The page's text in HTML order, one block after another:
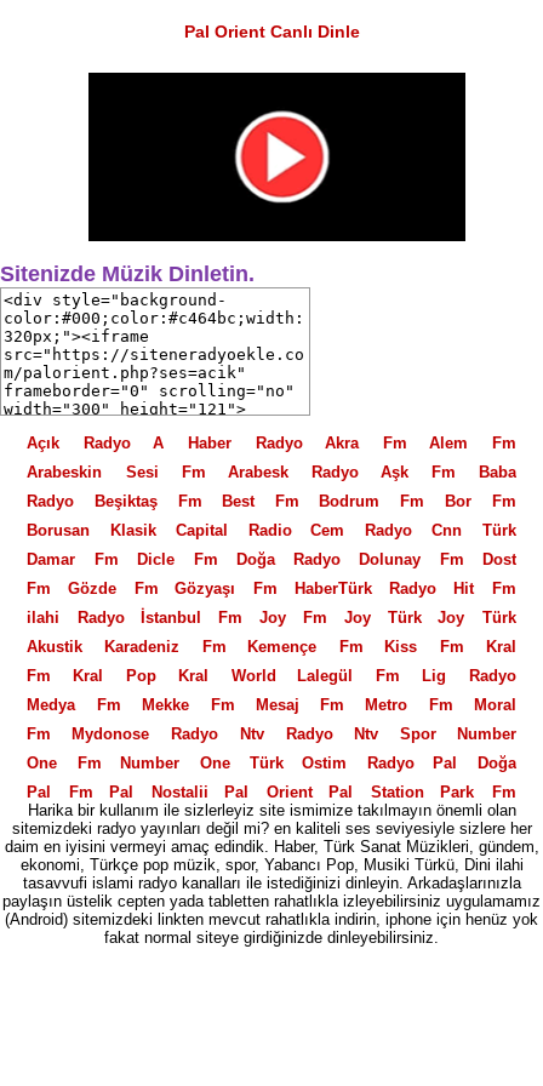
Pal Orient Canlı Dinle
Sitenizde Müzik Dinletin.
Açık Radyo A Haber Radyo Akra Fm
Alem Fm
Arabeskin Sesi Fm
Arabesk Radyo Aşk Fm
Baba
Radyo
Beşiktaş Fm Best Fm Bodrum Fm
Bor Fm
Borusan Klasik
Capital Radio Cem Radyo
Cnn Türk
Damar Fm
Dicle Fm Doğa Radyo Dolunay Fm
Dost
Fm
Gözde Fm Gözyaşı Fm HaberTürk Radyo
Hit Fm
ilahi Radyo
İstanbul Fm Joy Fm Joy Türk
Joy Türk
Akustik
Karadeniz Fm Kemençe Fm Kiss Fm
Kral
Fm
Kral Pop Kral World Lalegül Fm
Lig Radyo
Medya Fm
Mekke Fm Mesaj Fm Metro Fm
Moral
Fm
Mydonose Radyo Ntv Radyo Ntv Spor
Number
One Fm
Number One Türk Ostim Radyo
Pal Doğa
Pal Fm
Pal Nostalji Pal Orient Pal Station
Park Fm
Polis Radyosu
Power Fm Power Love Fm
Power
Türk
PowerTürk Akustik Power XL Radio Fg
Radyo
06
Radyo 2000 Radyo 3 Radyo 35 Radyo 4
Radyo
5
Radyo 7 Radyo 7 Nostalji Radyo Akdeniz
Radyo
Radyo Avrasya Türk Radyo Banko
Harika bir kullanım ile sizlerleyiz site ismimize takılmayın önemli olan
sitemizdeki radyo yayınları değil mi? en kaliteli ses seviyesiyle sizlere her
daim en iyisini vermeyi amaç edindik. Haber, Türk Sanat Müzikleri, gündem,
ekonomi, Türkçe pop müzik, spor, Yabancı Pop, Musiki Türkü, Dini ilahi
tasavvufi islami radyo kanalları ile istediğinizi dinleyin. Arkadaşlarınızla
paylaşın üstelik cepten yada tabletten rahatlıkla izleyebilirsiniz uygulamamız
(Android) sitemizdeki linkten mevcut rahatlıkla indirin, iphone için henüz yok
fakat normal siteye girdiğinizde dinleyebilirsiniz.